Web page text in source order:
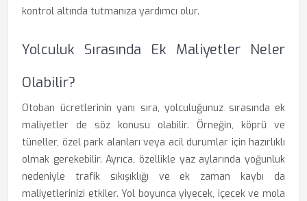
kontrol altında tutmanıza yardımcı olur.
Yolculuk Sırasında Ek Maliyetler Neler
Olabilir?
Otoban ücretlerinin yanı sıra, yolculuğunuz sırasında ek
maliyetler de söz konusu olabilir. Örneğin, köprü ve
tüneller, özel park alanları veya acil durumlar için hazırlıklı
olmak gerekebilir. Ayrıca, özellikle yaz aylarında yoğunluk
nedeniyle trafik sıkışıklığı ve ek zaman kaybı da
maliyetlerinizi etkiler. Yol boyunca yiyecek, içecek ve mola